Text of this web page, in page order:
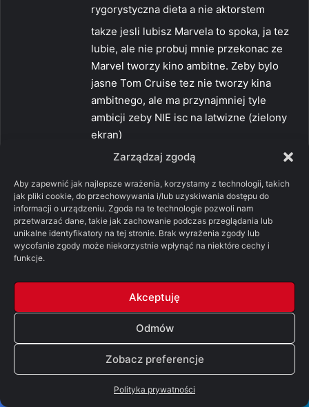
Zarządzaj zgodą
Aby zapewnić jak najlepsze wrażenia, korzystamy z technologii, takich
jak pliki cookie, do przechowywania i/lub uzyskiwania dostępu do
informacji o urządzeniu. Zgoda na te technologie pozwoli nam
przetwarzać dane, takie jak zachowanie podczas przeglądania lub
unikalne identyfikatory na tej stronie. Brak wyrażenia zgody lub
wycofanie zgody może niekorzystnie wpłynąć na niektóre cechy i
funkcje.
Akceptuję
Odmów
Zobacz preferencje
Polityka prywatności
rygorystyczna dieta a nie aktorstem
takze jesli lubisz Marvela to spoka, ja tez
lubie, ale nie probuj mnie przekonac ze
Marvel tworzy kino ambitne. Zeby bylo
jasne Tom Cruise tez nie tworzy kina
ambitnego, ale ma przynajmniej tyle
ambicji zeby NIE isc na latwizne (zielony
ekran)
0
0
Odpowiedz
Iluvatarp
i
z
e
:
03/06/2022 o 15:22
0
0
Odpowiedz
kuba
i
03/06/2022 o 15:39